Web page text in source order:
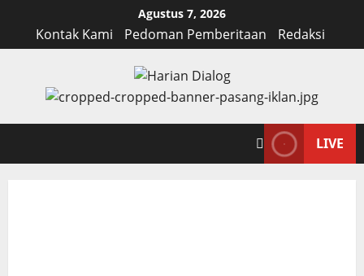
content
Agustus 7, 2026
Kontak Kami Pedoman Pemberitaan Redaksi
LIVE